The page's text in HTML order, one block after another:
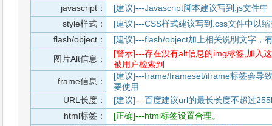
javascript：
[建议]---Javascript脚本建议写到.js文件中
style样式：
[建议]---CSS样式建议写到.css文件中以
flash/object：
[建议]---flash/object加上相关说明文字，
图片Alt信息：
[警示]---存在没有alt信息的img标签,加入
被用户检索到
frame信息：
[建议]---frame/frameset/iframe标签会导
要使用
URL长度：
[建议]---百度建议url的最长长度不超过
html标签：
[正确]---html标签设置合理。